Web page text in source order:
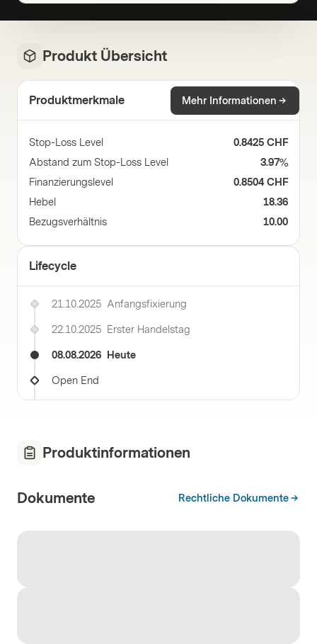
Produkt Übersicht
Produktmerkmale Mehr Informationen
Stop-Loss Level
0.8425 CHF
Abstand zum Stop-Loss Level
3.97%
Finanzierungslevel
0.8504 CHF
Hebel
18.36
Bezugsverhältnis
10.00
Lifecycle
21.10.2025 Anfangsfixierung
22.10.2025 Erster Handelstag
08.08.2026 Heute
Open End
Produktinformationen
Dokumente Rechtliche Dokumente